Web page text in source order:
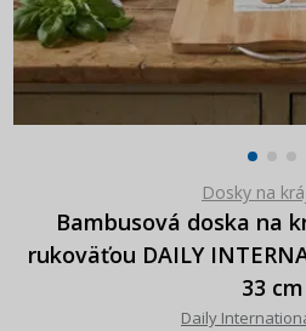
Dosky na
Bambusová doska na
rukoväťou DAILY
33 cm
Daily